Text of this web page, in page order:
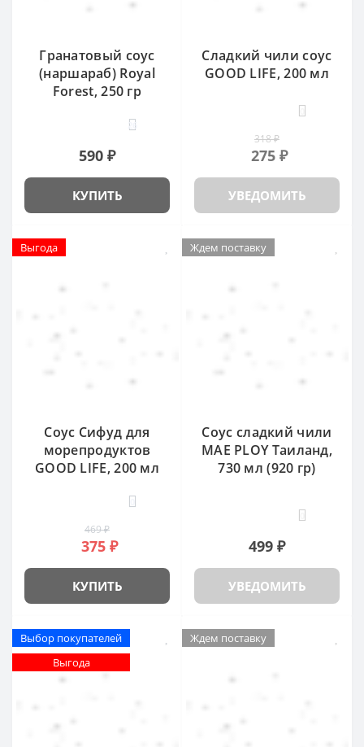
Гранатовый соус
(наршараб) Royal
Forest, 250 гр
26
590 ₽
КУПИТЬ
Сладкий чили соус
GOOD LIFE, 200 мл
318 ₽
275 ₽
УВЕДОМИТЬ
Выгода
Соус Сифуд для
морепродуктов
GOOD LIFE, 200 мл
469 ₽
375 ₽
КУПИТЬ
Ждем поставку
Соус сладкий чили
MAE PLOY Таиланд,
730 мл (920 гр)
499 ₽
УВЕДОМИТЬ
Выбор покупателей
Выгода
Ждем поставку